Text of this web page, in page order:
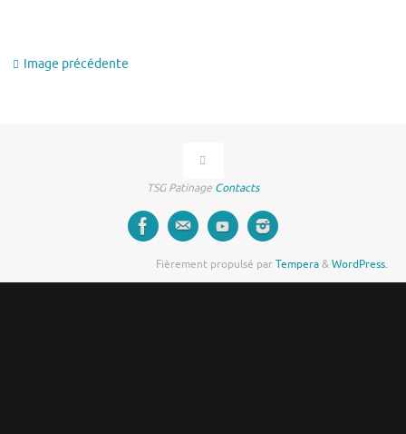
Image précédente
TSG Patinage Contacts
Fièrement propulsé parTempera&WordPress.